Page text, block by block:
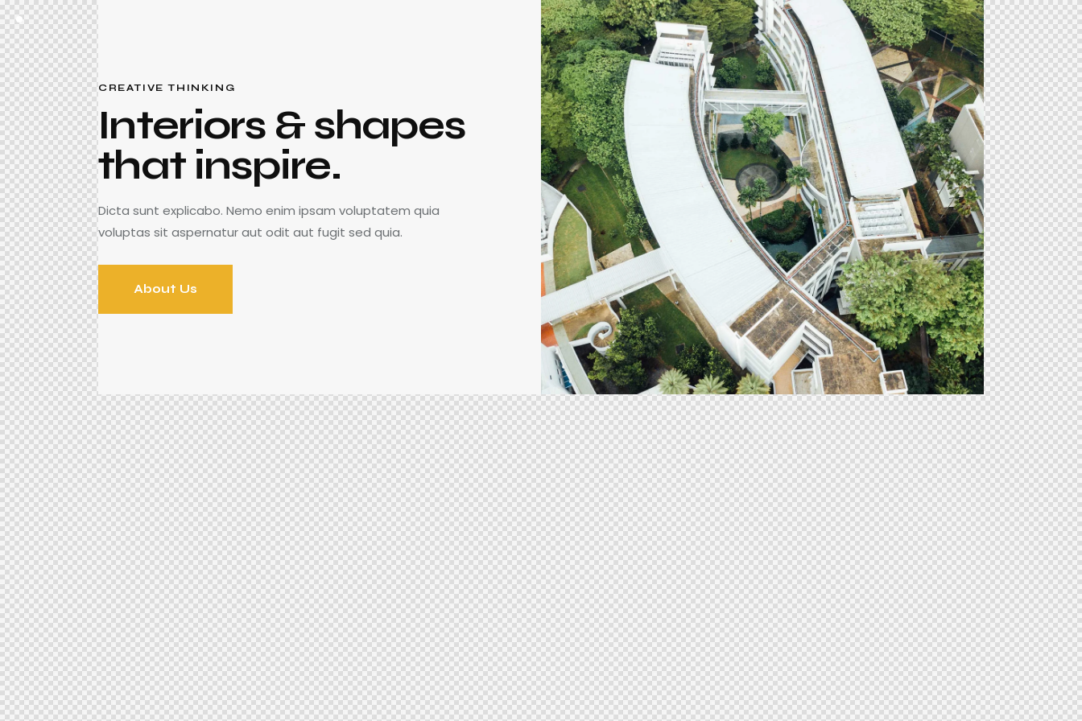
CREATIVE THINKING
Interiors & shapes
that inspire.
Dicta sunt explicabo. Nemo enim ipsam voluptatem quia
voluptas sit aspernatur aut odit aut fugit sed quia.
About Us